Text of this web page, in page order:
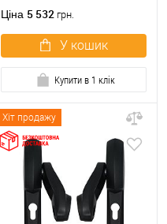
Ціна 5 532 грн.
У кошик
Купити в 1 клік
Хіт продажу